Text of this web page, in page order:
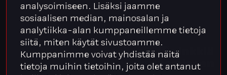
analysoimiseen. Lisäksi jaamme
sosiaalisen median, mainosalan ja
analytiikka-alan kumppaneillemme tietoja
siitä, miten käytät sivustoamme.
Kumppanimme voivat yhdistää näitä
tietoja muihin tietoihin, joita olet antanut
HR johtoryhmässä: 5️⃣ vinkkiä
vaikuttamiseen